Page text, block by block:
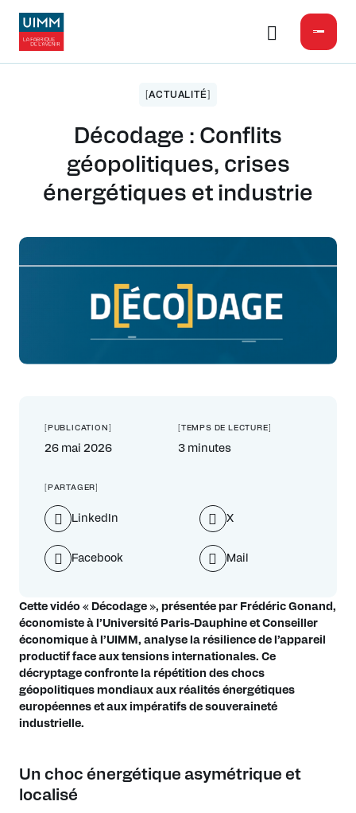
[ACTUALITÉ]
Décodage : Conflits
géopolitiques, crises
énergétiques et industrie
[PUBLICATION]
26 mai 2026
[TEMPS DE LECTURE]
3 minutes
[PARTAGER]
LinkedIn X
Facebook Mail
Cette vidéo « Décodage », présentée par Frédéric Gonand,
économiste à l’Université Paris-Dauphine et Conseiller
économique à l’UIMM, analyse la résilience de l’appareil
productif face aux tensions internationales. Ce
décryptage confronte la répétition des chocs
géopolitiques mondiaux aux réalités énergétiques
européennes et aux impératifs de souveraineté
industrielle.
Un choc énergétique asymétrique et
localisé